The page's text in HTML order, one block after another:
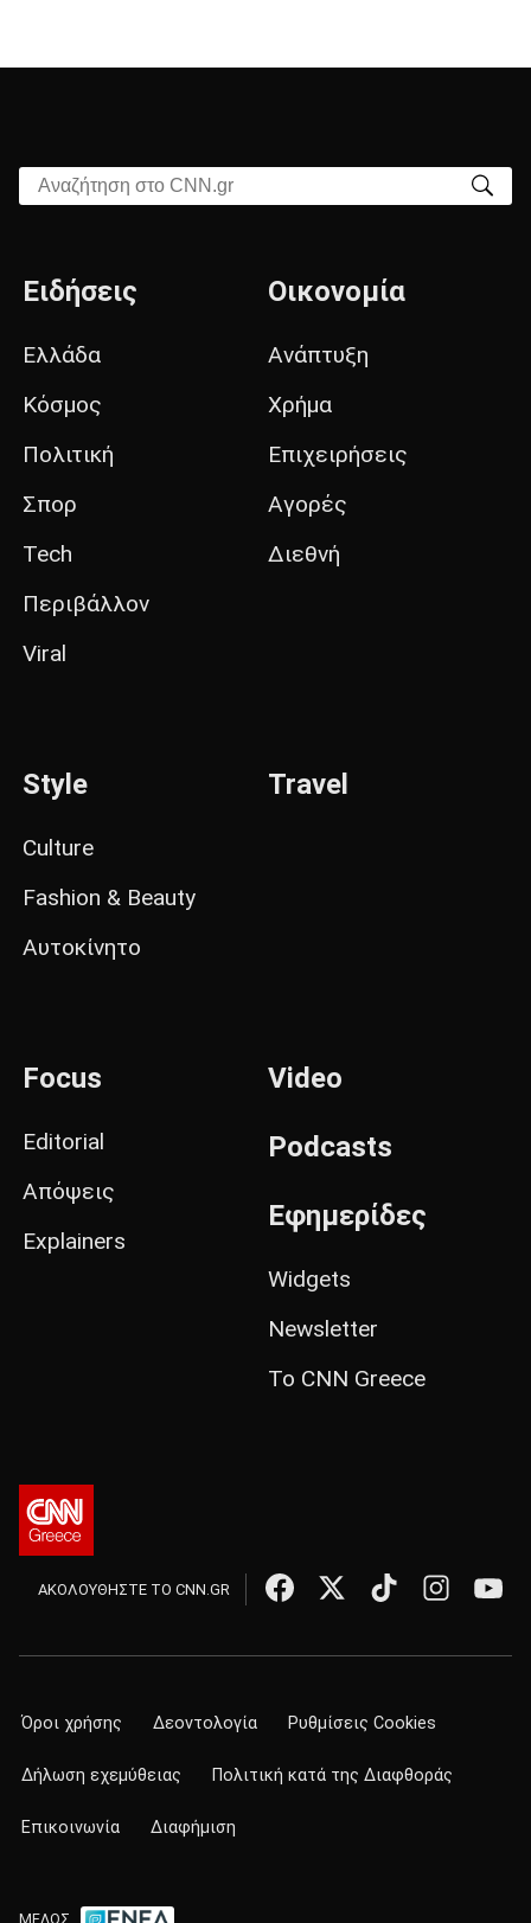
Αναζήτηση στο CNN.gr
Ειδήσεις
Ελλάδα
Κόσμος
Πολιτική
Σπορ
Tech
Περιβάλλον
Viral
Οικονομία
Ανάπτυξη
Χρήμα
Επιχειρήσεις
Αγορές
Διεθνή
Style
Culture
Fashion & Beauty
Αυτοκίνητο
Travel
Focus
Editorial
Απόψεις
Explainers
Video
Podcasts
Εφημερίδες
Widgets
Newsletter
Το CNN Greece
ΑΚΟΛΟΥΘΗΣΤΕ ΤΟ CNN.GR
Όροι χρήσης Δεοντολογία Ρυθμίσεις Cookies
Δήλωση εχεμύθειας Πολιτική κατά της Διαφθοράς
Επικοινωνία Διαφήμιση
ΜΕΛΟΣ